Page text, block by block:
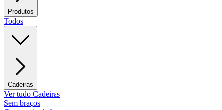
Produtos
Todos
Cadeiras
Ver tudo Cadeiras
Sem braços